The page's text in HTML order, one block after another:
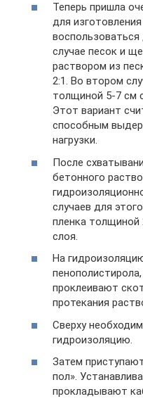
Теперь пришла
для
случае песок и
раствором из
2:1. Во втором
толщиной 5-7 см
Этот вариант
способным
нагрузки.
После
бетонного
случаев для
пленка толщиной
слоя.
На
проклеивают
протекания
Сверху
гидроизоляцию.
Затем
пол».
прокладывают